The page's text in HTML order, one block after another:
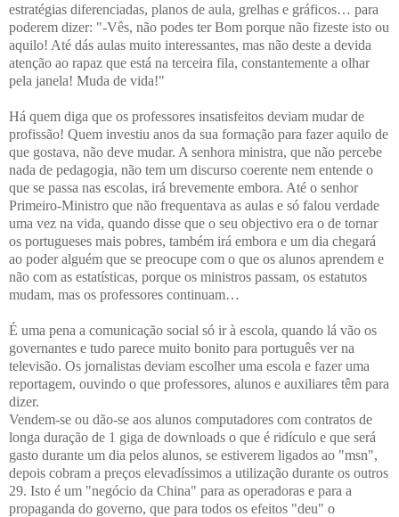
estratégias diferenciadas, planos de aula, grelhas e gráficos… para
poderem dizer: "-Vês, não podes ter Bom porque não fizeste isto ou
aquilo! Até dás aulas muito interessantes, mas não deste a devida
atenção ao rapaz que está na terceira fila, constantemente a olhar
pela janela! Muda de vida!"
Há quem diga que os professores insatisfeitos deviam mudar de
profissão! Quem investiu anos da sua formação para fazer aquilo de
que gostava, não deve mudar. A senhora ministra, que não percebe
nada de pedagogia, não tem um discurso coerente nem entende o
que se passa nas escolas, irá brevemente embora. Até o senhor
Primeiro-Ministro que não frequentava as aulas e só falou verdade
uma vez na vida, quando disse que o seu objectivo era o de tornar
os portugueses mais pobres, também irá embora e um dia chegará
ao poder alguém que se preocupe com o que os alunos aprendem e
não com as estatísticas, porque os ministros passam, os estatutos
mudam, mas os professores continuam…
É uma pena a comunicação social só ir à escola, quando lá vão os
governantes e tudo parece muito bonito para português ver na
televisão. Os jornalistas deviam escolher uma escola e fazer uma
reportagem, ouvindo o que professores, alunos e auxiliares têm para
dizer.
Vendem-se ou dão-se aos alunos computadores com contratos de
longa duração de 1 giga de downloads o que é ridículo e que será
gasto durante um dia pelos alunos, se estiverem ligados ao "msn",
depois cobram a preços elevadíssimos a utilização durante os outros
29. Isto é um "negócio da China" para as operadoras e para a
propaganda do governo, que para todos os efeitos "deu" o